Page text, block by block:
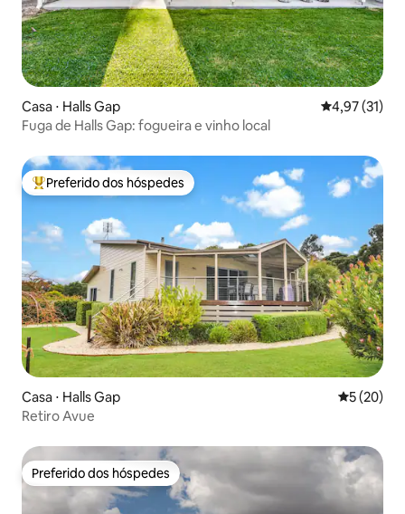
Casa ⋅ Halls Gap 4,97 de uma
4,97 (31)
Fuga de Halls Gap: fogueira e vinho local
Entre os melhores preferidos dos hóspedes
Preferido dos hóspedes
Casa ⋅ Halls Gap 5 de uma
5 (20)
Retiro Avue
Preferido dos hóspedes
Preferido dos hóspedes